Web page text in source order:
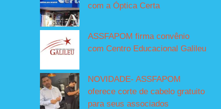
com a Óptica Certa
ASSFAPOM firma convênio
com Centro Educacional Galileu
NOVIDADE- ASSFAPOM
oferece corte de cabelo gratuito
para seus associados